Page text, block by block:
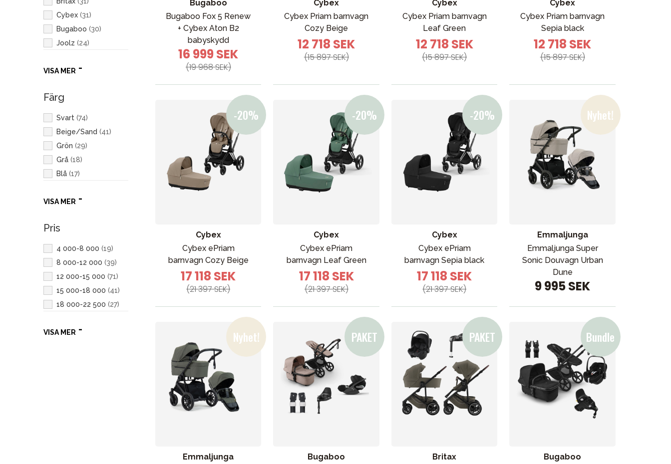
Cybex (31)
Bugaboo (30)
Joolz (24)
Thule (16
Nuna
VISA MER
Färg
Svart (74)
Beige/Sand (41)
Grön (29)
Grå (18)
Blå (17)
Rosa( 1)
Vit
VISA MER
Pris
4 000-8 000 (19)
8 000-12 000 (39)
12 000-15 000 (71)
15 000-18 000 (41)
18 000-22 500 (27)
VISA MER
Bugaboo
Bugaboo Fox 5 Renew
+ Cybex Aton B2
babyskydd
16 999 SEK
(19 968 SEK)
Cybex
Cybex Priam barnvagn
Cozy Beige
12 718 SEK
(15 897 SEK)
Cybex
Cybex Priam barnvagn
Leaf Green
12 718 SEK
(15 897 SEK)
Cybex
Cybex Priam barnvagn
Sepia black
12 718 SEK
(15 897 SEK)
Cybex
Cybex ePriam
barnvagn Cozy Beige
17 118 SEK
(21 397 SEK)
Cybex
Cybex ePriam
barnvagn Leaf Green
17 118 SEK
(21 397 SEK)
Cybex
Cybex ePriam
barnvagn Sepia black
17 118 SEK
(21 397 SEK)
Emmaljunga
Emmaljunga Super
Sonic Douvagn Urban
Dune
9 995 SEK
Emmaljunga
Bugaboo
Britax
Bugaboo